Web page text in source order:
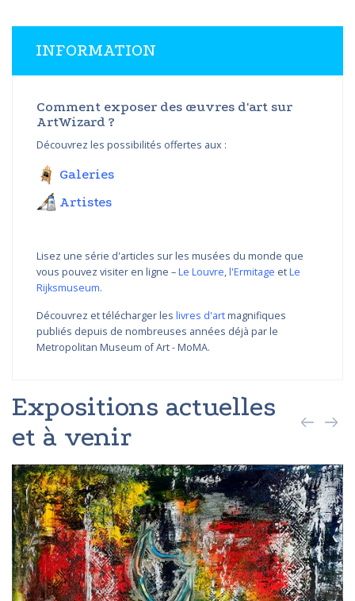
INFORMATION
Comment exposer des œuvres d'art sur
ArtWizard ?
Découvrez les possibilités offertes aux :
Galeries
Artistes
Lisez une série d'articles sur les musées du monde que
vous pouvez visiter en ligne –Le Louvre,l'Ermitage etLe
Rijksmuseum.
Découvrez et télécharger les livres d'artmagnifiques
publiés depuis de nombreuses années déjà par le
Metropolitan Museum of Art - MoMA.
Expositions actuelles
et à venir